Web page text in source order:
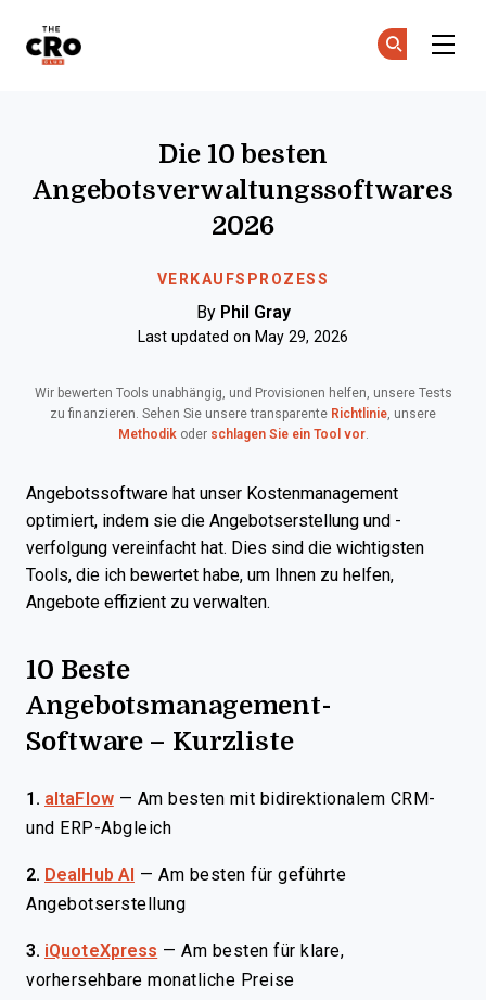
VERKAUFSPROZESS
Die 10 besten
Angebotsverwaltungssoftwares
2026
By Phil Gray
Last updated on May 29, 2026
Wir bewerten Tools unabhängig, und Provisionen helfen, unsere Tests
zu finanzieren. Sehen Sie unsere transparente Richtlinie, unsere
Methodikoder schlagen Sie ein Tool vor.
Angebotssoftware hat unser Kostenmanagement
optimiert, indem sie die Angebotserstellung und -
verfolgung vereinfacht hat. Dies sind die wichtigsten
Tools, die ich bewertet habe, um Ihnen zu helfen,
Angebote effizient zu verwalten.
10 Beste
Angebotsmanagement-
Software – Kurzliste
1. altaFlow — Am besten mit bidirektionalem CRM-
und ERP-Abgleich
2. DealHub AI — Am besten für geführte
Angebotserstellung
3. iQuoteXpress —Am besten für klare,
vorhersehbare monatliche Preise